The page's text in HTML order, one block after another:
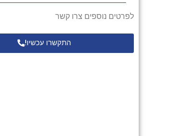
לפרטים נוספים צרו קשר
התקשרו עכשיו!